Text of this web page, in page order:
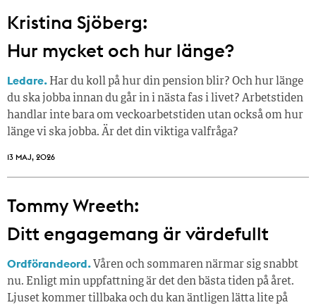
Kristina Sjöberg:
Hur mycket och hur länge?
Ledare. Har du koll på hur din pension blir? Och hur länge
du ska jobba innan du går in i nästa fas i livet? Arbetstiden
handlar inte bara om veckoarbetstiden utan också om hur
länge vi ska jobba. Är det din viktiga valfråga?
13 MAJ, 2026
Tommy Wreeth:
Ditt engagemang är värdefullt
Ordförandeord. Våren och sommaren närmar sig snabbt
nu. Enligt min uppfattning är det den bästa tiden på året.
Ljuset kommer tillbaka och du kan äntligen lätta lite på